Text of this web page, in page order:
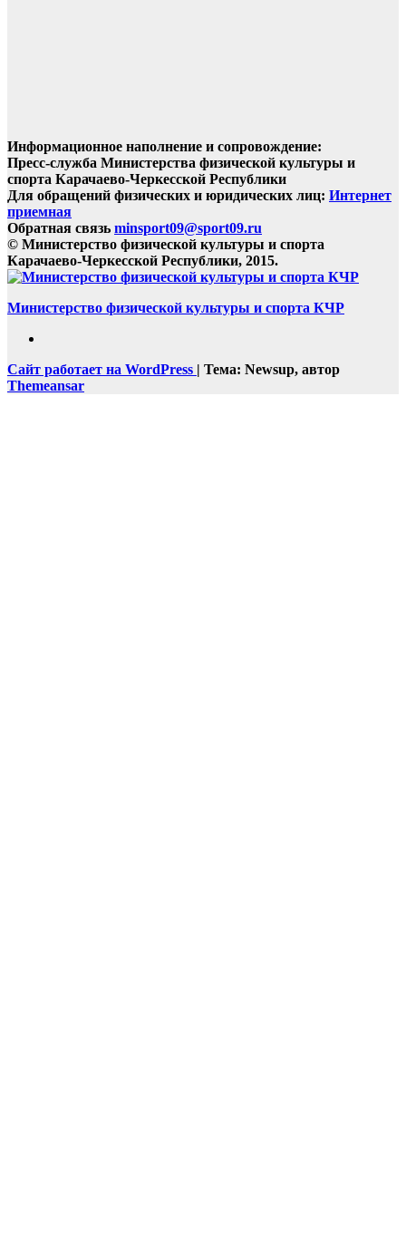
Информационное наполнение и сопровождение:
Пресс-служба Министерства физической культуры и
спорта Карачаево-Черкесской Республики
Для обращений физических и юридических лиц: Интернет
приемная
Обратная связь minsport09@sport09.ru
© Министерство физической культуры и спорта
Карачаево-Черкесской Республики, 2015.
Министерство физической культуры и спорта КЧР
Сайт работает на WordPress | Тема: Newsup, автор
Themeansar